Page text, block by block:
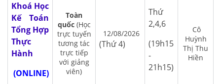
Khoá Học
Kế Toán
Tổng Hợp
Thực
Hành
(ONLINE)
Toàn
quốc (Học
trực tuyến
tương tác
trực tiếp
với giảng
viên)
12/08/2026
(Thứ 4)
Thứ
2,4,6
(19h15
-
21h15)
Cô
Huỳnh
Thị Thu
Hiền